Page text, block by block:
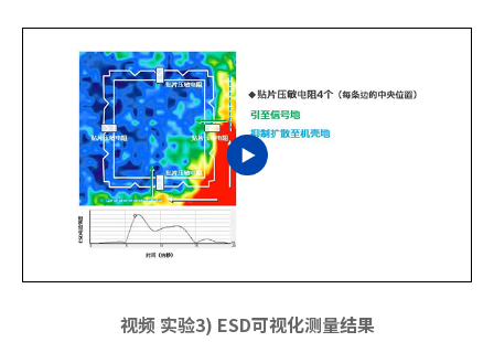
视频 实验3) ESD可视化测量结果